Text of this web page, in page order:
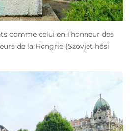
comme celui en l’honneur des
de la Hongrie (Szovjet hősi